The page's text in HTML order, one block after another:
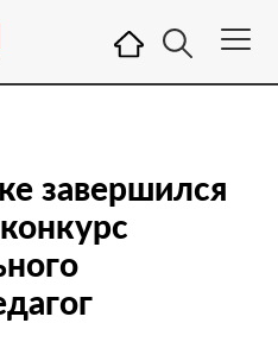
завершился